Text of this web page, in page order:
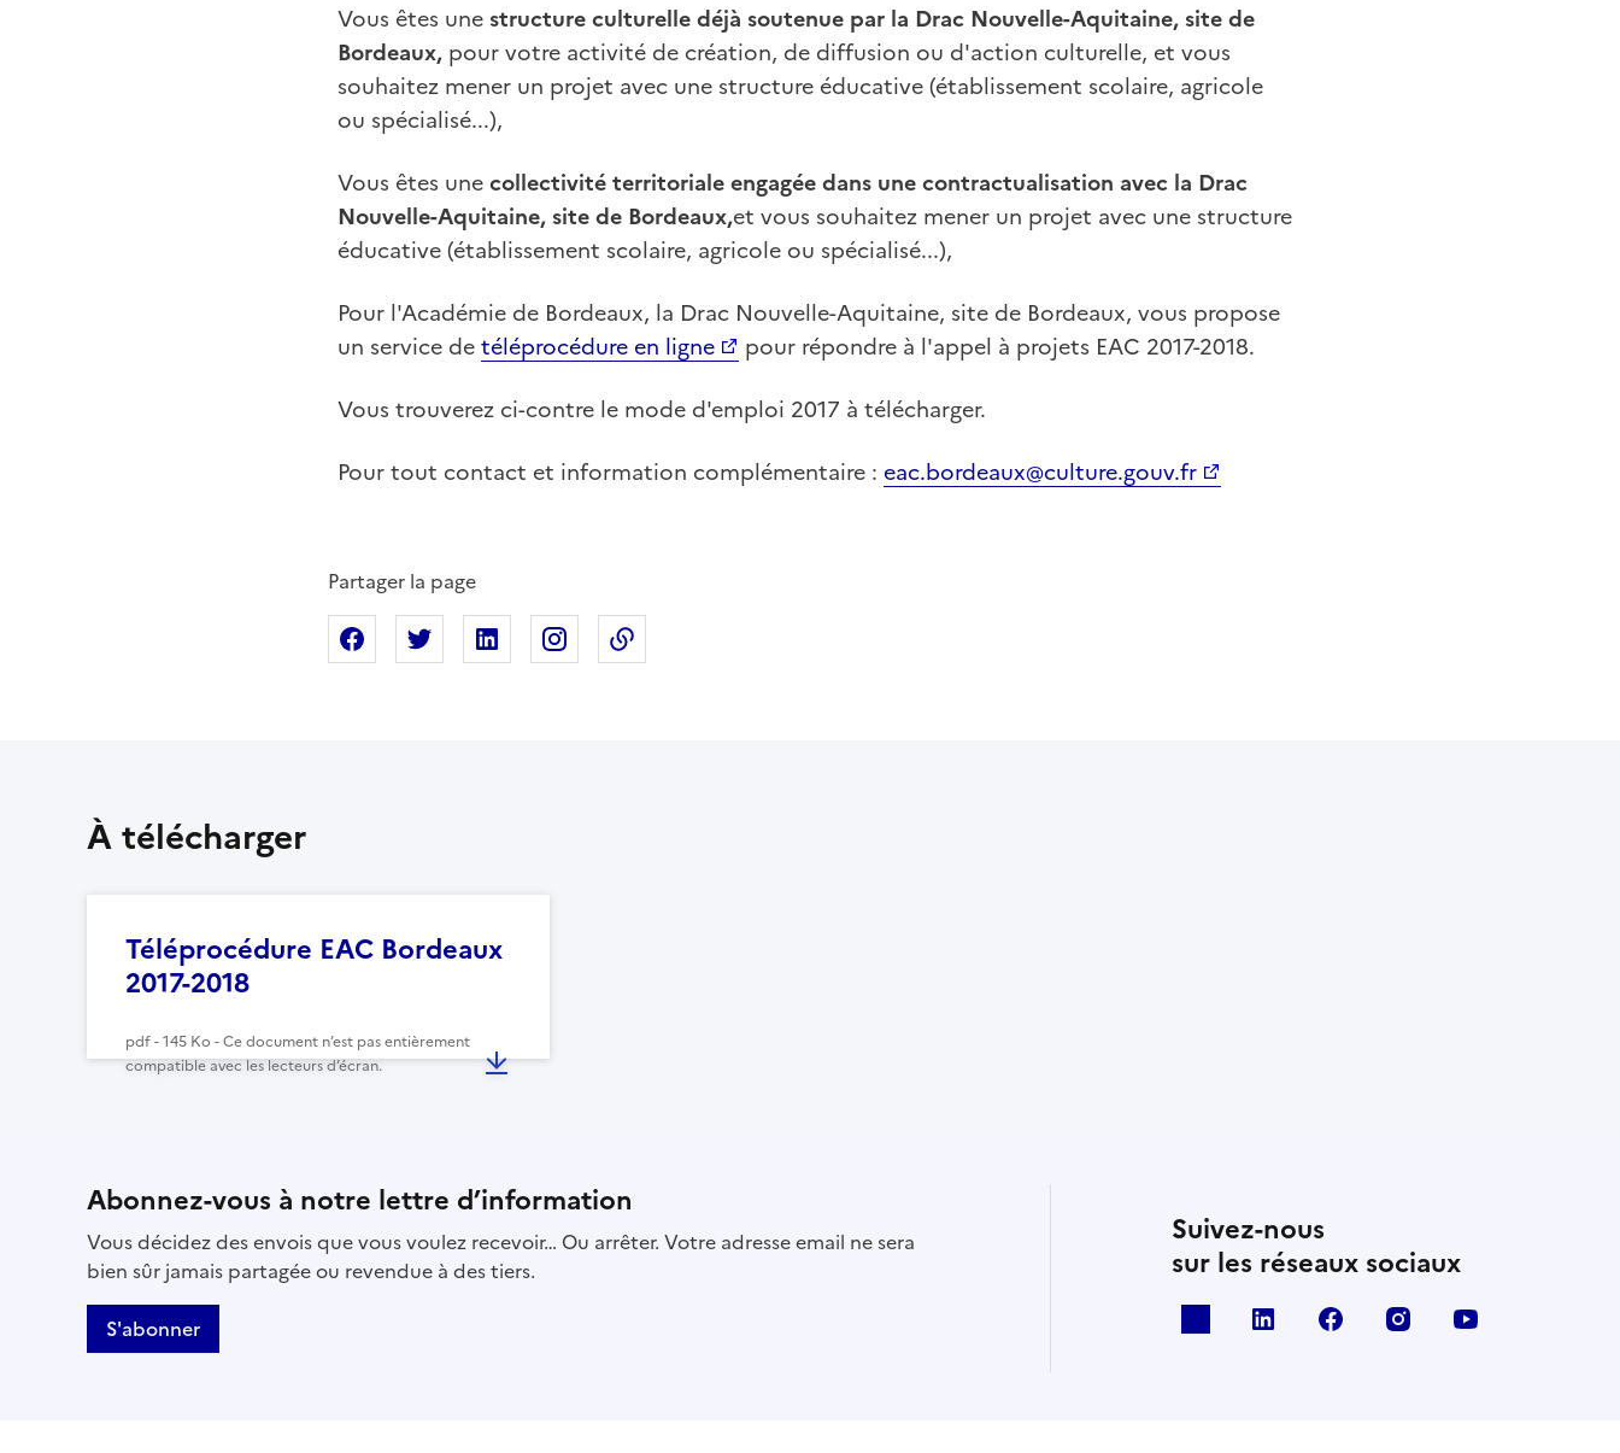
Vous êtes unestructure culturelle déjà soutenue par la Drac Nouvelle-Aquitaine, site de
Bordeaux, pour votre activité de création, de diffusion ou d'action culturelle, et vous
souhaitez mener un projet avec une structure éducative (établissement scolaire, agricole
ou spécialisé...),
Vous êtes unecollectivité territoriale engagée dans une contractualisation avec la Drac
Nouvelle-Aquitaine, site de Bordeaux,et vous souhaitez mener un projet avec une structure
éducative (établissement scolaire, agricole ou spécialisé...),
Pour l'Académie de Bordeaux, la Drac Nouvelle-Aquitaine, site de Bordeaux, vous propose
un service detéléprocédure en ligne
pour répondre à l'appel à projets EAC 2017-2018.
Vous trouverez ci-contre le mode d'emploi 2017 à télécharger.
Pour tout contact et information complémentaire : eac.bordeaux@culture.gouv.fr
Partager la page
Partager sur Facebook
Partager sur XPartager sur Linkedin
Partager sur Instagram
À télécharger
Téléprocédure EAC Bordeaux
2017-2018
pdf - 145 Ko - Ce document n’est pas entièrement
compatible avec les lecteurs d’écran.
Abonnez-vous à notre lettre d’information
Vous décidez des envois que vous voulez recevoir… Ou arrêter. Votre adresse email ne sera
bien sûr jamais partagée ou revendue à des tiers.
S'abonner
Suivez-nous
sur les réseaux sociaux
linkedin facebook instagram